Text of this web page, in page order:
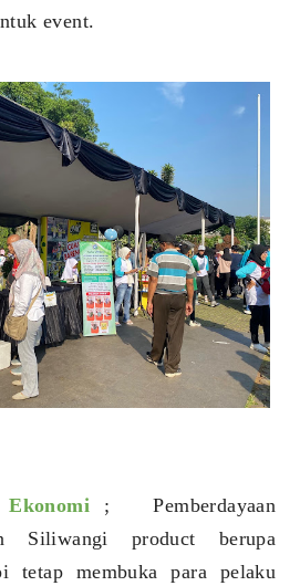
event.
Ekonomi ; Pemberdayaan
Siliwangi product berupa
tetap membuka para pelaku